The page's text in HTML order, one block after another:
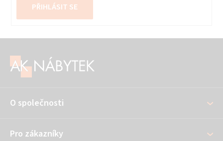
PŘIHLÁSIT SE
O společnosti
Pro zákazníky